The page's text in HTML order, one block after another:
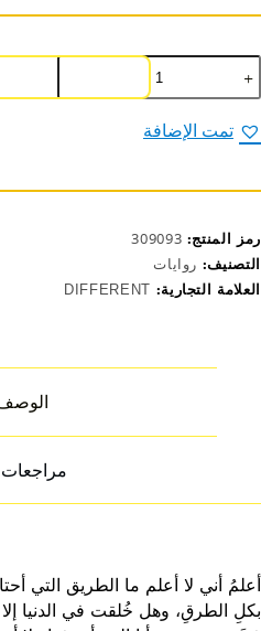
كمية
رواية
وهكذا
اهتديتتمت الإضافة
رمز المنتج: 309093
التصنيف: روايات
العلامة التجارية: DIFFERENT
مراجعات
أعلمُ أني لا أعلم ما الطريق التي
بكلِ الطرقِ، وهل خُلقت في الدنيا إلا